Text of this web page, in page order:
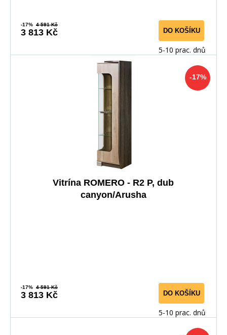
-17% 4 591 Kč
3 813 Kč DO KOŠÍKU
5-10 prac. dnů
-17%
Vitrína ROMERO - R2 P, dub
canyon/Arusha
-17% 4 591 Kč
3 813 Kč DO KOŠÍKU
5-10 prac. dnů